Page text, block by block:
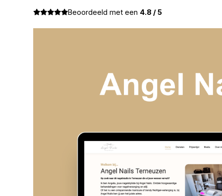
Beoordeeld met een 4.8 / 5